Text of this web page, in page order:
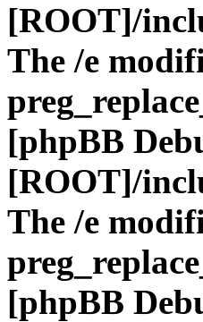
[ROOT]/
The /e
[phpBB
[ROOT]/
The /e
[phpBB